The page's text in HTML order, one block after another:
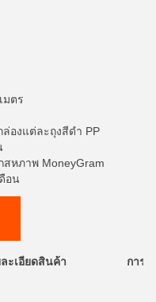
มตร
องแต่ละถุงสีดำ PP
สหภาพ MoneyGram
อน
ะเอียดสินค้า การ